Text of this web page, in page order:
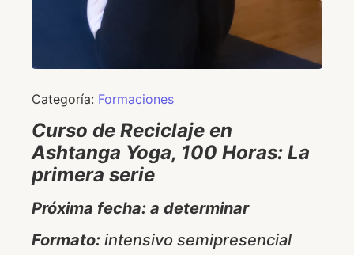
Categoría: Formaciones
Curso de Reciclaje en
Ashtanga Yoga, 100 Horas: La
primera serie
Próxima fecha: a determinar
Formato: intensivo semipresencial